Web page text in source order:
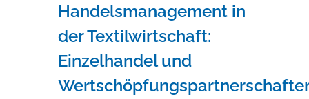
Handelsmanagement in
der Textilwirtschaft:
Einzelhandel und